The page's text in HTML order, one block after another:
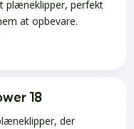
plæneklipper, perfekt
at opbevare.
18
der